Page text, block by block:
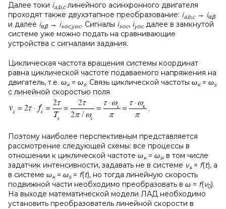
Далее токи ia,b,cлинейного асинхронного двигателя
проходят также двухэтапное преобразование: ia,b,c→ iα,β
и далее iα,β → ixoc,yoc. Сигналы ixoc, iyocдалее в замкнутой
системе уже можно подать на сравнивающие
устройства с сигналами задания.
Циклическая частота вращения системы координат
равна циклической частоте подаваемого напряжения на
двигатель, т.е. ωк= ωs. Связь циклической частоты ωк= ωs
с линейной скоростью поля
.
Поэтому наиболее перспективным представляется
рассмотрение следующей схемы: все процессы в
отношении к циклической частоте ωк= ωs, в том числе
задатчик интенсивности, задавать не в системе vs= f(t), а
в системе ωк= ωs= f(t), но тогда линейную скорость
подвижной части необходимо преобразовать в ω = f(v0).
На выходе математической модели ЛАД необходимо
установить преобразователь линейной скорости в